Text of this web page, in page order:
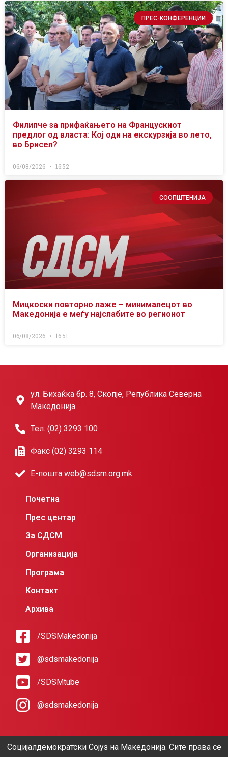
ПРЕС-КОНФЕРЕНЦИИ
Филипче за прифаќањето на Францускиот
предлог од власта: Кој оди на екскурзија во лето,
во Брисел?
06/08/2026 16:52
СООПШТЕНИЈА
Мицкоски повторно лаже – минималецот во
Македонија е меѓу најслабите во регионот
06/08/2026 16:51
ул. Бихаќка бр. 8, Скопје, Република Северна
Македонија
Тел. (02) 3293 100
Факс (02) 3293 114
Е-пошта web@sdsm.org.mk
Почетна
Прес центар
За СДСМ
Организација
Програма
Контакт
Архива
/SDSMakedonija
@sdsmakedonija
/SDSMtube
@sdsmakedonija
Социјалдемократски Сојуз на Македонија. Сите права се